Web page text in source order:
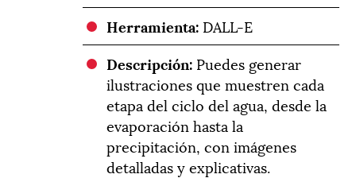
Herramienta:DALL-E
Descripción:Puedes generar
ilustraciones que muestren cada
etapa del ciclo del agua, desde la
evaporación hasta la
precipitación, con imágenes
detalladas y explicativas.